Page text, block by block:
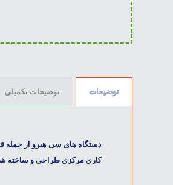
توضیحات توضیحات تکمیلی
دستگاه های سی هیرو از جمله
کاری مرکزی طراحی و ساخته